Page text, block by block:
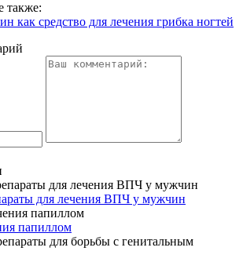
также:
как средство для лечения грибка ногтей
для лечения ВПЧ у мужчин
папиллом